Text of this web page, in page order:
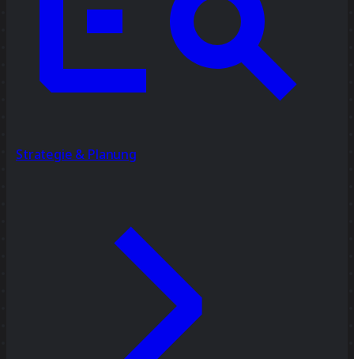
Strategie & Planung